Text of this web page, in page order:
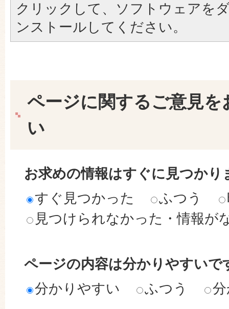
クリックして、ソフトウェアを
ンストールしてください。
ページに関するご意見を
い
お求めの情報はすぐに見つかり
すぐ見つかった
ふつう
見つけられなかった・情報が
ページの内容は分かりやすいで
分かりやすい
ふつう